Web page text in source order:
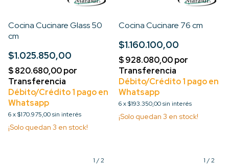
Cocina Cucinare Glass 50
cm
$1.025.850,00
6x$170.975,00sin interés
¡Solo quedan 3 en stock!
Cocina Cucinare 76 cm
$1.160.100,00
6x$193.350,00sin interés
¡Solo quedan 3 en stock!
1 /2 1 /2